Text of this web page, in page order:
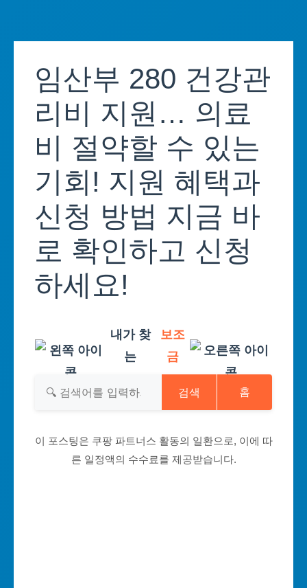
content임산부 280 건강관
리비 지원… 의료
비 절약할 수 있는
기회! 지원 혜택과
신청 방법 지금 바
로 확인하고 신청
하세요!
내가 찾
는
보조
금
검색 홈
이 포스팅은 쿠팡 파트너스 활동의 일환으로, 이에 따
른 일정액의 수수료를 제공받습니다.